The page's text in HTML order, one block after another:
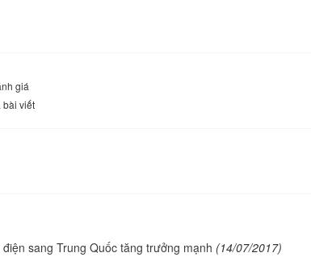
giá
bài viết
sang Trung Quốc tăng trưởng mạnh (14/07/2017)